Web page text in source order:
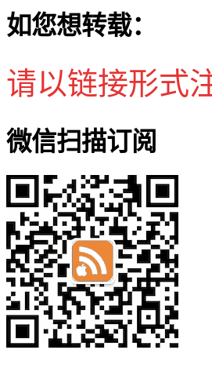
如您想转载：
请以链接形式
微信扫描订阅